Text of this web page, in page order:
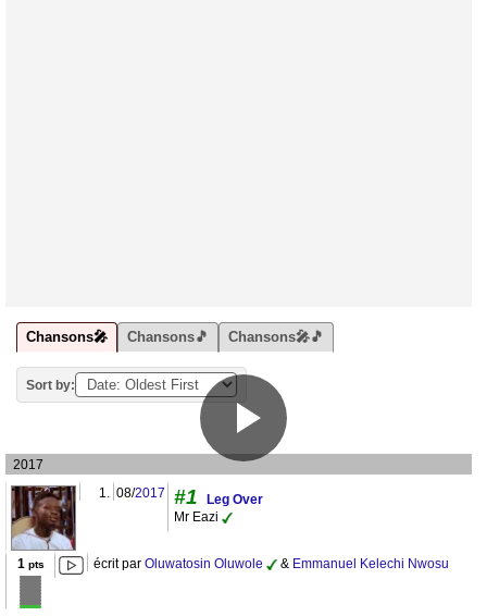
Chansons🎤 Chansons🎵 Chansons🎤🎵
Sort by:
2017
1. 08/2017 #1
Leg Over
Mr Eazi
1 pts écrit par Oluwatosin Oluwole & Emmanuel Kelechi Nwosu